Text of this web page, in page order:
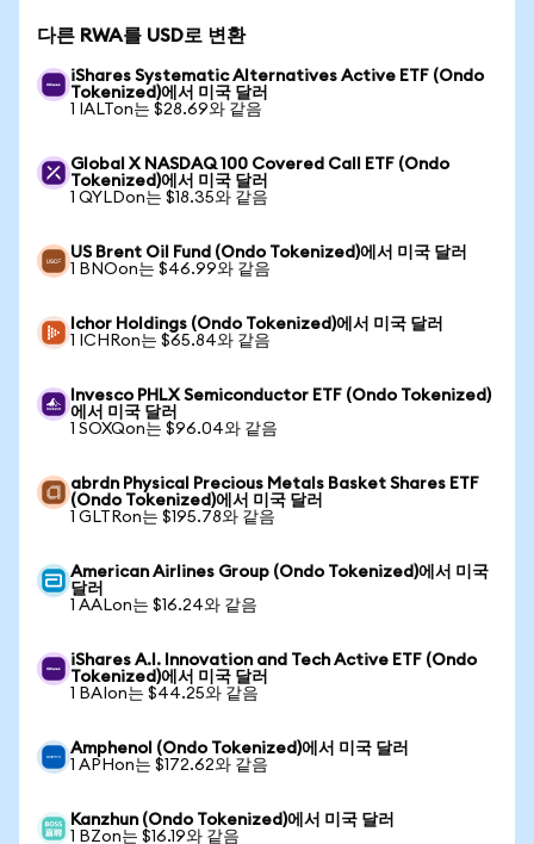
다른 RWA를 USD로 변환
iShares Systematic Alternatives Active ETF (Ondo
Tokenized)에서 미국 달러
1 IALTon는 $28.69와 같음
Global X NASDAQ 100 Covered Call ETF (Ondo
Tokenized)에서 미국 달러
1 QYLDon는 $18.35와 같음
US Brent Oil Fund (Ondo Tokenized)에서 미국 달러
1 BNOon는 $46.99와 같음
Ichor Holdings (Ondo Tokenized)에서 미국 달러
1 ICHRon는 $65.84와 같음
Invesco PHLX Semiconductor ETF (Ondo Tokenized)
에서 미국 달러
1 SOXQon는 $96.04와 같음
abrdn Physical Precious Metals Basket Shares ETF
(Ondo Tokenized)에서 미국 달러
1 GLTRon는 $195.78와 같음
American Airlines Group (Ondo Tokenized)에서 미국
달러
1 AALon는 $16.24와 같음
iShares A.I. Innovation and Tech Active ETF (Ondo
Tokenized)에서 미국 달러
1 BAIon는 $44.25와 같음
Amphenol (Ondo Tokenized)에서 미국 달러
1 APHon는 $172.62와 같음
Kanzhun (Ondo Tokenized)에서 미국 달러
1 BZon는 $16.19와 같음